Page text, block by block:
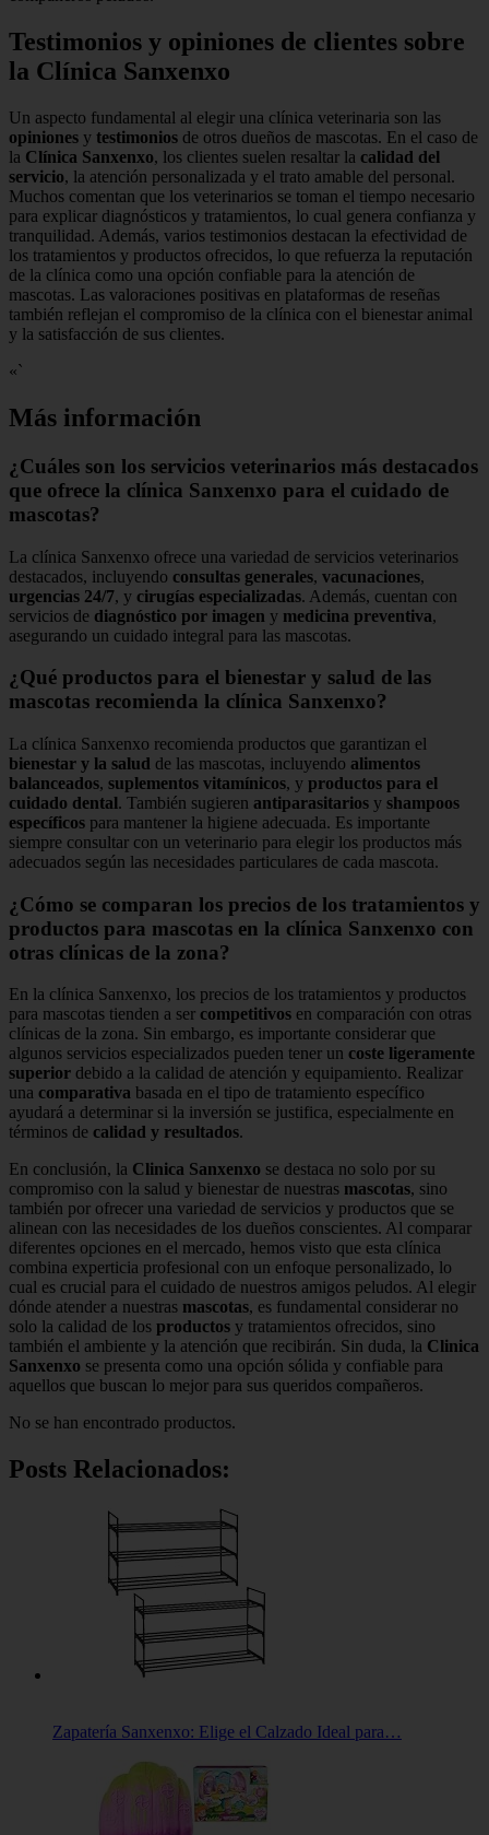
Testimonios y opiniones de clientes sobre
la Clínica Sanxenxo
Un aspecto fundamental al elegir una clínica veterinaria son las
opiniones y testimonios de otros dueños de mascotas. En el caso de
la Clínica Sanxenxo, los clientes suelen resaltar la calidad del
servicio, la atención personalizada y el trato amable del personal.
Muchos comentan que los veterinarios se toman el tiempo necesario
para explicar diagnósticos y tratamientos, lo cual genera confianza y
tranquilidad. Además, varios testimonios destacan la efectividad de
los tratamientos y productos ofrecidos, lo que refuerza la reputación
de la clínica como una opción confiable para la atención de
mascotas. Las valoraciones positivas en plataformas de reseñas
también reflejan el compromiso de la clínica con el bienestar animal
y la satisfacción de sus clientes.
«`
Más información
¿Cuáles son los servicios veterinarios más destacados
que ofrece la clínica Sanxenxo para el cuidado de
mascotas?
La clínica Sanxenxo ofrece una variedad de servicios veterinarios
destacados, incluyendo consultas generales, vacunaciones,
urgencias 24/7, y cirugías especializadas. Además, cuentan con
servicios de diagnóstico por imagen y medicina preventiva,
asegurando un cuidado integral para las mascotas.
¿Qué productos para el bienestar y salud de las
mascotas recomienda la clínica Sanxenxo?
La clínica Sanxenxo recomienda productos que garantizan el
bienestar y la salud de las mascotas, incluyendo alimentos
balanceados, suplementos vitamínicos, y productos para el
cuidado dental. También sugieren antiparasitarios y shampoos
específicos para mantener la higiene adecuada. Es importante
siempre consultar con un veterinario para elegir los productos más
adecuados según las necesidades particulares de cada mascota.
¿Cómo se comparan los precios de los tratamientos y
productos para mascotas en la clínica Sanxenxo con
otras clínicas de la zona?
En la clínica Sanxenxo, los precios de los tratamientos y productos
para mascotas tienden a ser competitivos en comparación con otras
clínicas de la zona. Sin embargo, es importante considerar que
algunos servicios especializados pueden tener un coste ligeramente
superior debido a la calidad de atención y equipamiento. Realizar
una comparativa basada en el tipo de tratamiento específico
ayudará a determinar si la inversión se justifica, especialmente en
términos de calidad y resultados.
En conclusión, la Clinica Sanxenxo se destaca no solo por su
compromiso con la salud y bienestar de nuestras mascotas, sino
también por ofrecer una variedad de servicios y productos que se
alinean con las necesidades de los dueños conscientes. Al comparar
diferentes opciones en el mercado, hemos visto que esta clínica
combina experticia profesional con un enfoque personalizado, lo
cual es crucial para el cuidado de nuestros amigos peludos. Al elegir
dónde atender a nuestras mascotas, es fundamental considerar no
solo la calidad de los productos y tratamientos ofrecidos, sino
también el ambiente y la atención que recibirán. Sin duda, la Clinica
Sanxenxo se presenta como una opción sólida y confiable para
aquellos que buscan lo mejor para sus queridos compañeros.
No se han encontrado productos.
Posts Relacionados:
Zapatería Sanxenxo: Elige el Calzado Ideal para…